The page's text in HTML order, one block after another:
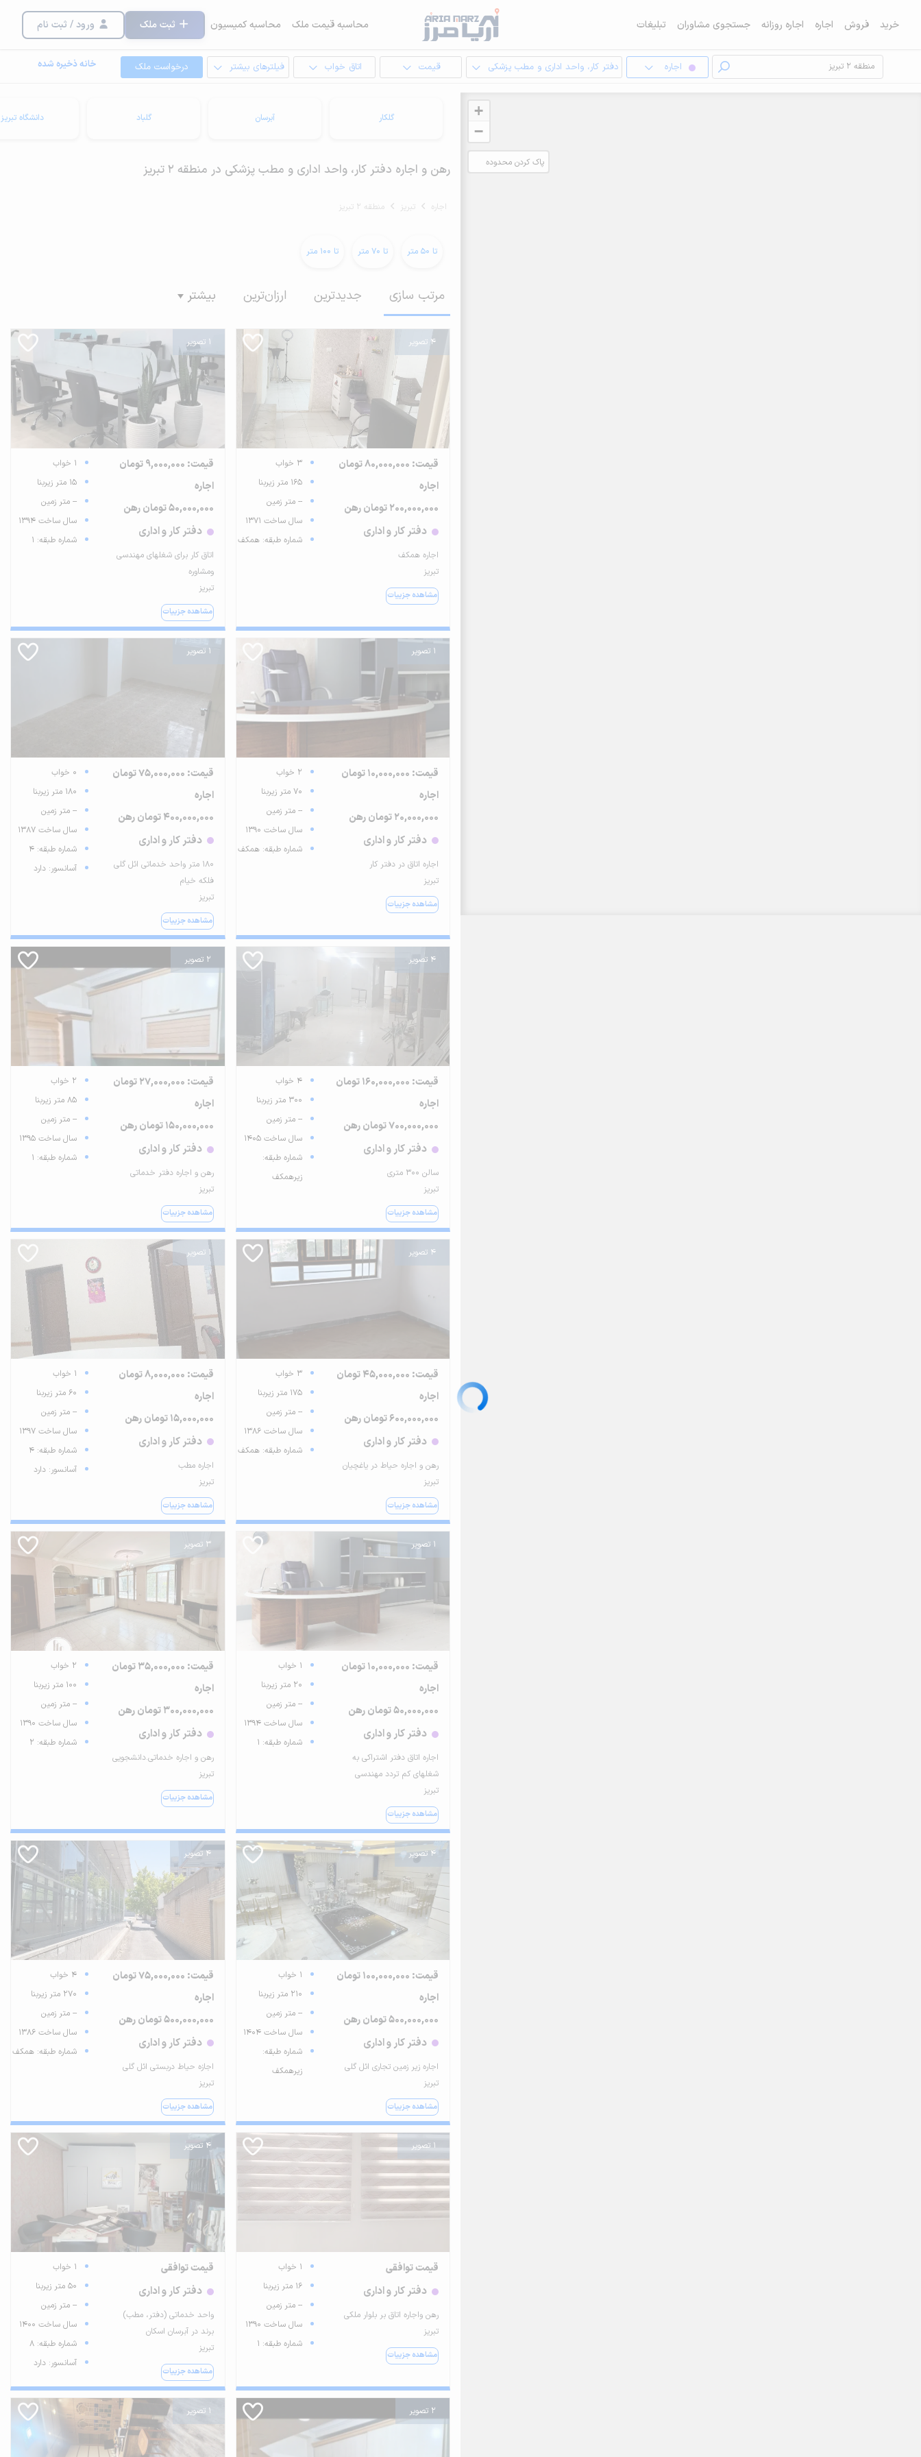
خرید فروش اجاره اجاره روزانه جستجوی مشاوران تبلیغات محاسبه قیمت ملک محاسبه کمیسیون ثبت ملک ورود / ثبت نام
اجاره دفتر کار، واحد اداری و مطب پزشکی قیمت اتاق خواب فیلترهای بیشتر درخواست ملک خانه ذخیره شده
+
−
پاک کردن محدوده
گلکار آبرسان گلباد دانشگاه تبریز
رهن و اجاره دفتر کار، واحد اداری و مطب پزشکی در منطقه 2 تبریز
اجاره تبریز منطقه 2 تبریز
تا 50 متر تا 70 متر تا 100 متر
مرتب سازی جدیدترین ارزان‌ترین بیشتر
4 تصویر
قیمت: 80,000,000 تومان
اجاره
200,000,000 تومان رهن
دفتر کار و اداری
اجاره همکف
تبریز
مشاهده جزییات
3 خواب
165 متر زیربنا
-- متر زمین
سال ساخت 1371
شماره طبقه: همکف
1 تصویر
قیمت: 9,000,000 تومان
اجاره
50,000,000 تومان رهن
دفتر کار و اداری
اتاق کار برای شغلهای مهندسی
و‌مشاوره
تبریز
مشاهده جزییات
1 خواب
15 متر زیربنا
-- متر زمین
سال ساخت 1394
شماره طبقه: 1
1 تصویر
قیمت: 10,000,000 تومان
اجاره
20,000,000 تومان رهن
دفتر کار و اداری
اجاره اتاق در دفتر کار
تبریز
مشاهده جزییات
2 خواب
70 متر زیربنا
-- متر زمین
سال ساخت 1390
شماره طبقه: همکف
1 تصویر
قیمت: 75,000,000 تومان
اجاره
400,000,000 تومان رهن
دفتر کار و اداری
۱۸۰ متر واحد خدماتی ائل گلی
فلکه خیام
تبریز
مشاهده جزییات
0 خواب
180 متر زیربنا
-- متر زمین
سال ساخت 1387
شماره طبقه: 4
آسانسور: دارد
4 تصویر
قیمت: 160,000,000 تومان
اجاره
700,000,000 تومان رهن
دفتر کار و اداری
سالن ۳۰۰ متری
تبریز
مشاهده جزییات
4 خواب
300 متر زیربنا
-- متر زمین
سال ساخت 1405
شماره طبقه:
زیرهمکف
2 تصویر
قیمت: 27,000,000 تومان
اجاره
150,000,000 تومان رهن
دفتر کار و اداری
رهن و اجاره دفتر خدماتی
تبریز
مشاهده جزییات
2 خواب
85 متر زیربنا
-- متر زمین
سال ساخت 1395
شماره طبقه: 1
4 تصویر
قیمت: 45,000,000 تومان
اجاره
600,000,000 تومان رهن
دفتر کار و اداری
رهن و اجاره حیاط در یاغچیان
تبریز
مشاهده جزییات
3 خواب
175 متر زیربنا
-- متر زمین
سال ساخت 1386
شماره طبقه: همکف
1 تصویر
قیمت: 8,000,000 تومان
اجاره
15,000,000 تومان رهن
دفتر کار و اداری
اجاره مطب
تبریز
مشاهده جزییات
1 خواب
60 متر زیربنا
-- متر زمین
سال ساخت 1397
شماره طبقه: 4
آسانسور: دارد
1 تصویر
قیمت: 10,000,000 تومان
اجاره
50,000,000 تومان رهن
دفتر کار و اداری
اجاره اتاق دفتر اشتراکی به
شغلهای کم تردد مهندسی
تبریز
مشاهده جزییات
1 خواب
20 متر زیربنا
-- متر زمین
سال ساخت 1394
شماره طبقه: 1
3 تصویر
قیمت: 35,000,000 تومان
اجاره
300,000,000 تومان رهن
دفتر کار و اداری
رهن و اجاره خدماتی.دانشجویی
تبریز
مشاهده جزییات
2 خواب
100 متر زیربنا
-- متر زمین
سال ساخت 1390
شماره طبقه: 2
4 تصویر
قیمت: 100,000,000 تومان
اجاره
500,000,000 تومان رهن
دفتر کار و اداری
اجاره زیر زمین تجاری ائل گلی
تبریز
مشاهده جزییات
1 خواب
210 متر زیربنا
-- متر زمین
سال ساخت 1404
شماره طبقه:
زیرهمکف
4 تصویر
قیمت: 75,000,000 تومان
اجاره
500,000,000 تومان رهن
دفتر کار و اداری
اجازه حیاط دربستی ائل گلی
تبریز
مشاهده جزییات
4 خواب
270 متر زیربنا
-- متر زمین
سال ساخت 1386
شماره طبقه: همکف
1 تصویر
قیمت توافقی
دفتر کار و اداری
رهن واجاره اتاق بر بلوار ملکی
تبریز
مشاهده جزییات
1 خواب
16 متر زیربنا
-- متر زمین
سال ساخت 1390
شماره طبقه: 1
4 تصویر
قیمت توافقی
دفتر کار و اداری
واحد خدماتی (دفتر، مطب)
برند در آبرسان اسکان
تبریز
مشاهده جزییات
1 خواب
50 متر زیربنا
-- متر زمین
سال ساخت 1400
شماره طبقه: 8
آسانسور: دارد
2 تصویر 1 تصویر